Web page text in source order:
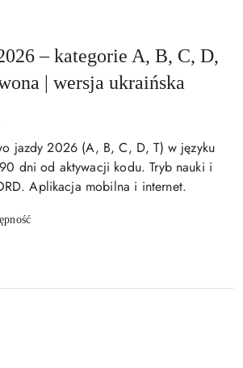
– kategorie A, B, C, D,
| wersja ukraińska
jazdy 2026 (A, B, C, D, T) w języku
dni od aktywacji kodu. Tryb nauki i
Aplikacja mobilna i internet.